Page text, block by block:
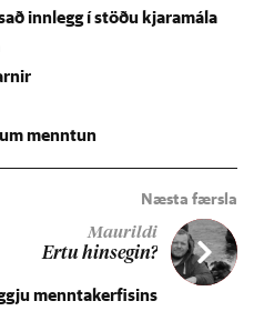
innlegg í stöðu kjaramála
menntun
Næsta færsla
Maurildi
Ertu hinseg­in?
menntakerfisins